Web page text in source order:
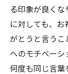
る印象が良く
に対しても、お
がとうと言うこ
へのモチベーシ
何度も同じ言葉